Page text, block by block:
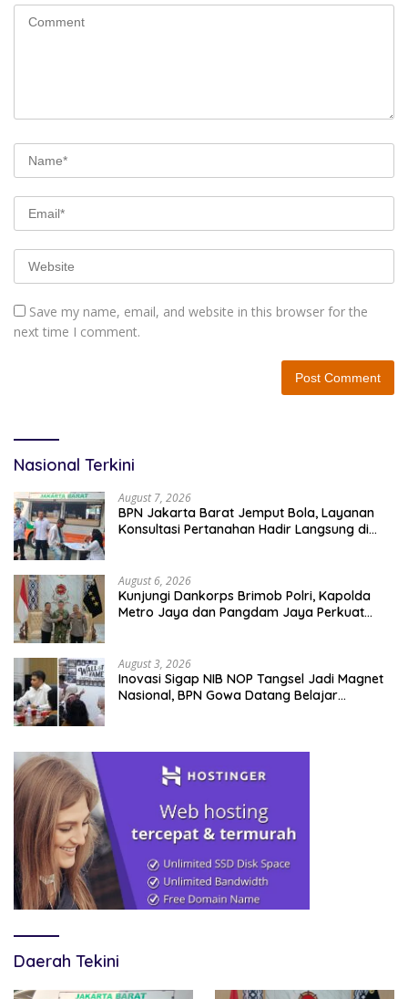
Save my name, email, and website in this browser for the
next time I comment.
Nasional Terkini
August 7, 2026
BPN Jakarta Barat Jemput Bola, Layanan
Konsultasi Pertanahan Hadir Langsung di
August 6, 2026
Kunjungi Dankorps Brimob Polri, Kapolda
Metro Jaya dan Pangdam Jaya Perkuat
August 3, 2026
Inovasi Sigap NIB NOP Tangsel Jadi Magnet
Nasional, BPN Gowa Datang Belajar
Daerah Tekini